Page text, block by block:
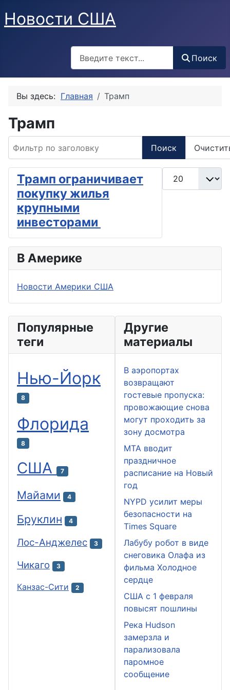
Новости США
Поиск
Вы здесь: Главная Трамп
Трамп
Поиск
Кол-во строк:
Трамп ограничивает
покупку жилья
крупными
инвесторами
В Америке
Новости Америки США
Популярные
теги
Нью-Йорк
8
Флорида
8
США 7
Майами 4
Бруклин 4
Лос-Анджелес 3
Чикаго 3
Канзас-Сити 2
Другие
материалы
В аэропортах
возвращают
гостевые пропуска:
провожающие снова
могут проходить за
зону досмотра
MTA вводит
праздничное
расписание на Новый
год
NYPD усилит меры
безопасности на
Times Square
Лабубу робот в виде
снеговика Олафа из
фильма Холодное
сердце
США с 1 февраля
повысят пошлины
Река Hudson
замерзла и
парализовала
паромное
сообщение